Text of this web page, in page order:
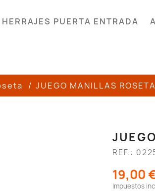
HERRAJES PUERTA ENTRADA
JUEGO MANILLAS
REF.:
19,00
Impuestos